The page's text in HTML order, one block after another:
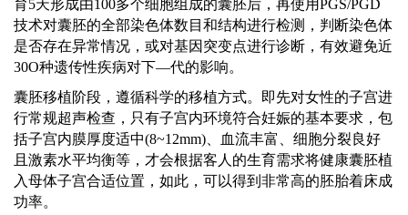
育5天形成由100多个细胞组成的囊胚后，再使用PGS/PGD
技术对囊胚的全部染色体数目和结构进行检测，判断染色体
是否存在异常情况，或对基因突变点进行诊断，有效避免近
30O种遗传性疾病对下—代的影响。
囊胚移植阶段，遵循科学的移植方式。即先对女性的子宫进
行常规超声检查，只有子宫内环境符合妊娠的基本要求，包
括子宫内膜厚度适中(8~12mm)、血流丰富、细胞分裂良好
且激素水平均衡等，才会根据客人的生育需求将健康囊胚植
入母体子宫合适位置，如此，可以得到非常高的胚胎着床成
功率。